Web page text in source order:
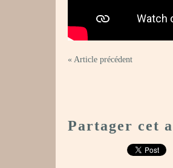
« Article précédent
Partager cet